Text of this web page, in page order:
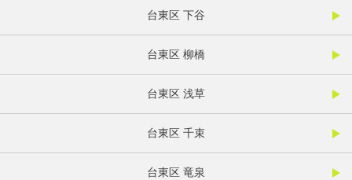
台東区 下谷
台東区 柳橋
台東区 浅草
台東区 千束
台東区 竜泉